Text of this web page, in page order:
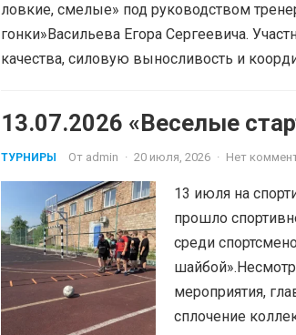
ловкие, смелые» под руководством
гонки»Васильева Егора Сергеевича.
качества, силовую выносливость и
13.07.2026 «Веселые
ТУРНИРЫ От admin · 20 июля, 2026 · Нет
13 июля на
прошло
среди
мероприятия,
сплочение